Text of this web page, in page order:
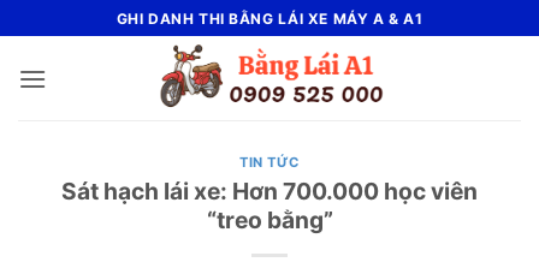
qua
nội
GHI DANH THI BẰNG LÁI XE MÁY A & A1
TIN TỨC
Sát hạch lái xe: Hơn 700.000 học viên
“treo bằng”